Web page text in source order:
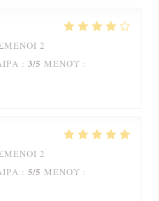
2
: 3/5 ΜΕΝΟΎ :
2
: 5/5 ΜΕΝΟΎ :